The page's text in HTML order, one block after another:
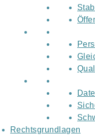
Rechtsgrundlagen